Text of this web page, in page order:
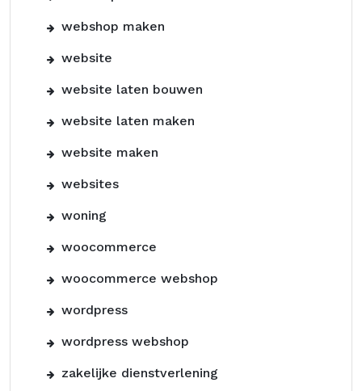
webshop maken
website
website laten bouwen
website laten maken
website maken
websites
woning
woocommerce
woocommerce webshop
wordpress
wordpress webshop
zakelijke dienstverlening